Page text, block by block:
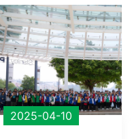
2025-04-10